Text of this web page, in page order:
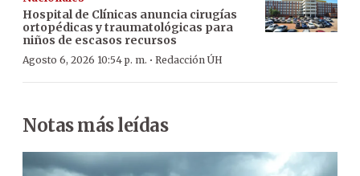
Hospital de Clínicas anuncia cirugías
ortopédicas y traumatológicas para
niños de escasos recursos
Agosto 6, 2026 10:54 p. m. · Redacción ÚH
Notas más leídas